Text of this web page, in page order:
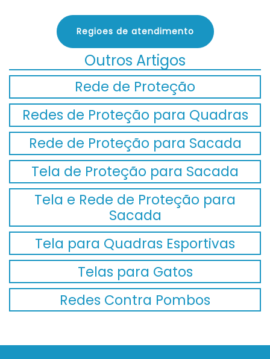
Regioes de atendimento
Outros Artigos
Rede de Proteção
Redes de Proteção para Quadras
Rede de Proteção para Sacada
Tela de Proteção para Sacada
Tela e Rede de Proteção para
Sacada
Tela para Quadras Esportivas
Telas para Gatos
Redes Contra Pombos